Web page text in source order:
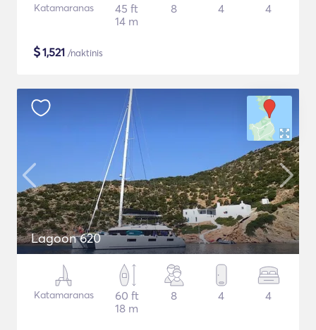
Katamaranas
45 ft
14 m
8 4 4
$1,521 /naktinis
Lagoon 620
Katamaranas
60 ft
18 m
8 4 4